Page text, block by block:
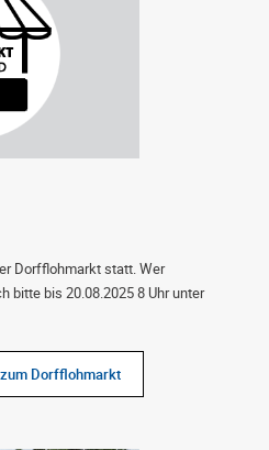
Dorfflohmarkt statt. Wer
bitte bis 20.08.2025 8 Uhr unter
Dorfflohmarkt